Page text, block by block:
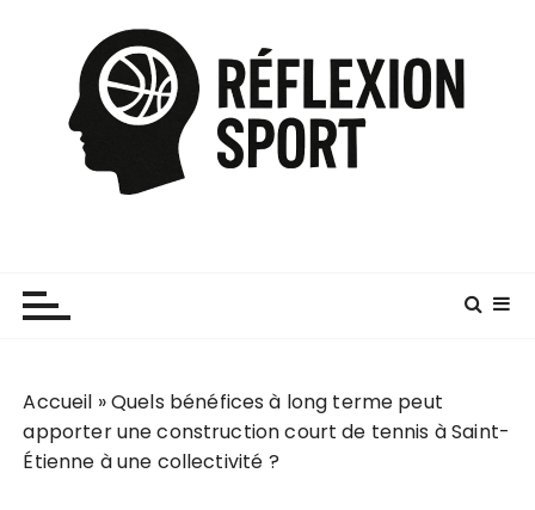
Accueil »Quels bénéfices à long terme peut
apporter une construction court de tennis à Saint-
Étienne à une collectivité ?